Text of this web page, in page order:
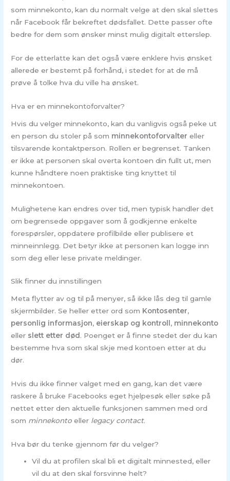
som minnekonto, kan du normalt velge at den skal slettes
når Facebook får bekreftet dødsfallet. Dette passer ofte
bedre for dem som ønsker minst mulig digitalt etterslep.
For de etterlatte kan det også være enklere hvis ønsket
allerede er bestemt på forhånd, i stedet for at de må
prøve å tolke hva du ville ha ønsket.
Hva er en minnekontoforvalter?
Hvis du velger minnekonto, kan du vanligvis også peke ut
en person du stoler på som minnekontoforvalter eller
tilsvarende kontaktperson. Rollen er begrenset. Tanken
er ikke at personen skal overta kontoen din fullt ut, men
kunne håndtere noen praktiske ting knyttet til
minnekontoen.
Mulighetene kan endres over tid, men typisk handler det
om begrensede oppgaver som å godkjenne enkelte
forespørsler, oppdatere profilbilde eller publisere et
minneinnlegg. Det betyr ikke at personen kan logge inn
som deg eller lese private meldinger.
Slik finner du innstillingen
Meta flytter av og til på menyer, så ikke lås deg til gamle
skjermbilder. Se heller etter ord som Kontosenter,
personlig informasjon, eierskap og kontroll , minnekonto
eller slett etter død . Poenget er å finne stedet der du kan
bestemme hva som skal skje med kontoen etter at du
dør.
Hvis du ikke finner valget med en gang, kan det være
raskere å bruke Facebooks eget hjelpesøk eller søke på
nettet etter den aktuelle funksjonen sammen med ord
som minnekonto eller legacy contact.
Hva bør du tenke gjennom før du velger?
Vil du at profilen skal bli et digitalt minnested, eller
vil du at den skal forsvinne helt?